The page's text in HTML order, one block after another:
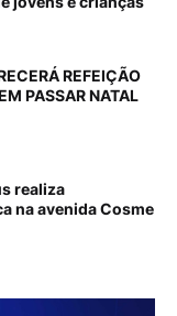
REFEIÇÃO
PASSAR NATAL
realiza
na avenida Cosme